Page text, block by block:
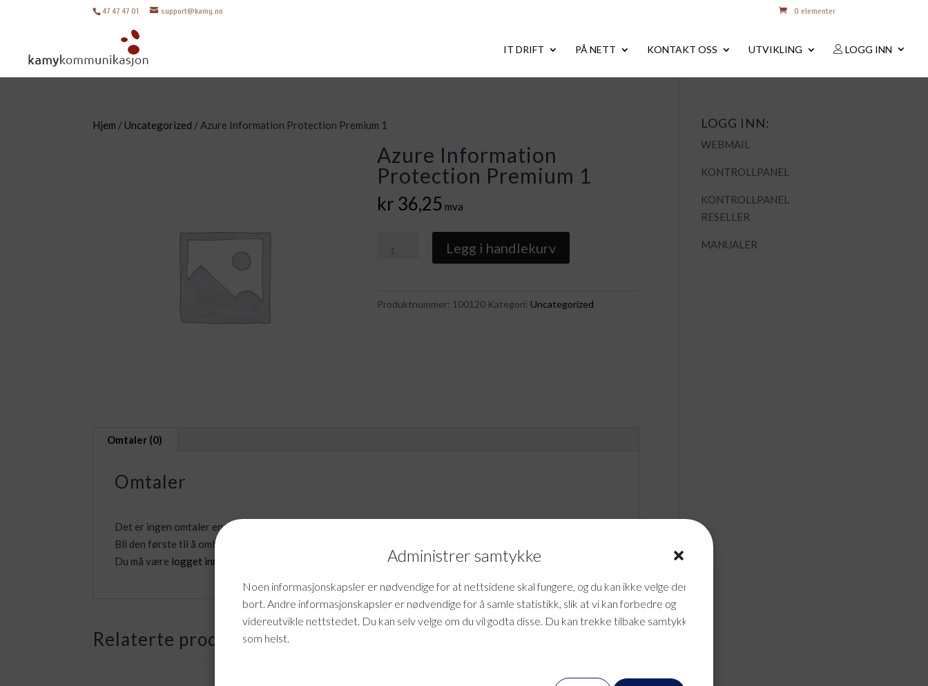
Administrer samtykke
Noen informasjonskapsler er nødvendige for at nettsidene skal fungere, og du kan ikke velge dem
bort. Andre informasjonskapsler er nødvendige for å samle statistikk, slik at vi kan forbedre og
videreutvikle nettstedet. Du kan selv velge om du vil godta disse. Du kan trekke tilbake samtykke når
som helst.
47 47 47 01 support@kamy.no 0 elementer
IT DRIFT PÅ NETT KONTAKT OSS UTVIKLING LOGG INN
Hjem / Uncategorized / Azure Information Protection Premium 1
Azure Information
Protection Premium 1
kr 36,25 mva
Information
1
Legg i handlekurv
Produktnummer: 100120 Kategori: Uncategorized
Omtaler (0)
Omtaler
Det er ingen omtaler ennå.
Bli den første til å omtale «Azure Information Protection Premium 1»
Du må være logget inn
Relaterte produkter
LOGG INN:
WEBMAIL
KONTROLLPANEL
KONTROLLPANEL
RESELLER
MANUALER